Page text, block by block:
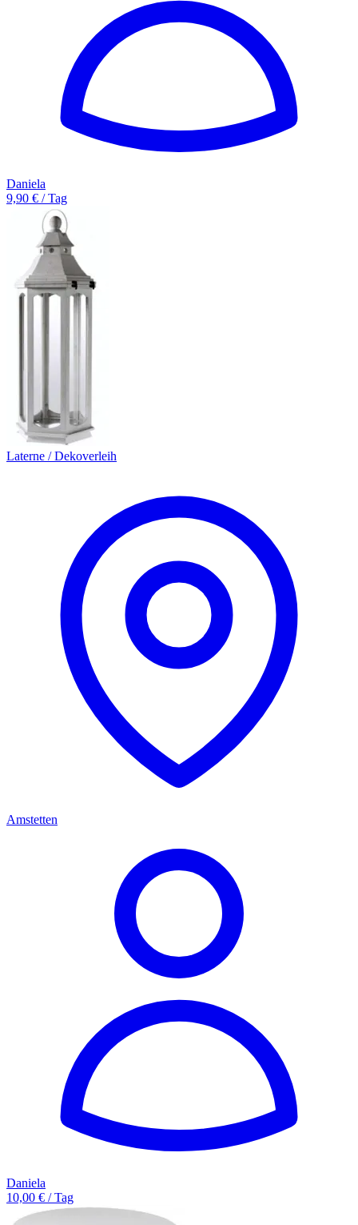
Daniela
9,90 € / Tag
Laterne / Dekoverleih
Amstetten
Daniela
10,00 € / Tag